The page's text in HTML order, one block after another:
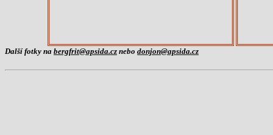
Další fotky na bergfrit@apsida.cz nebo donjon@apsida.cz